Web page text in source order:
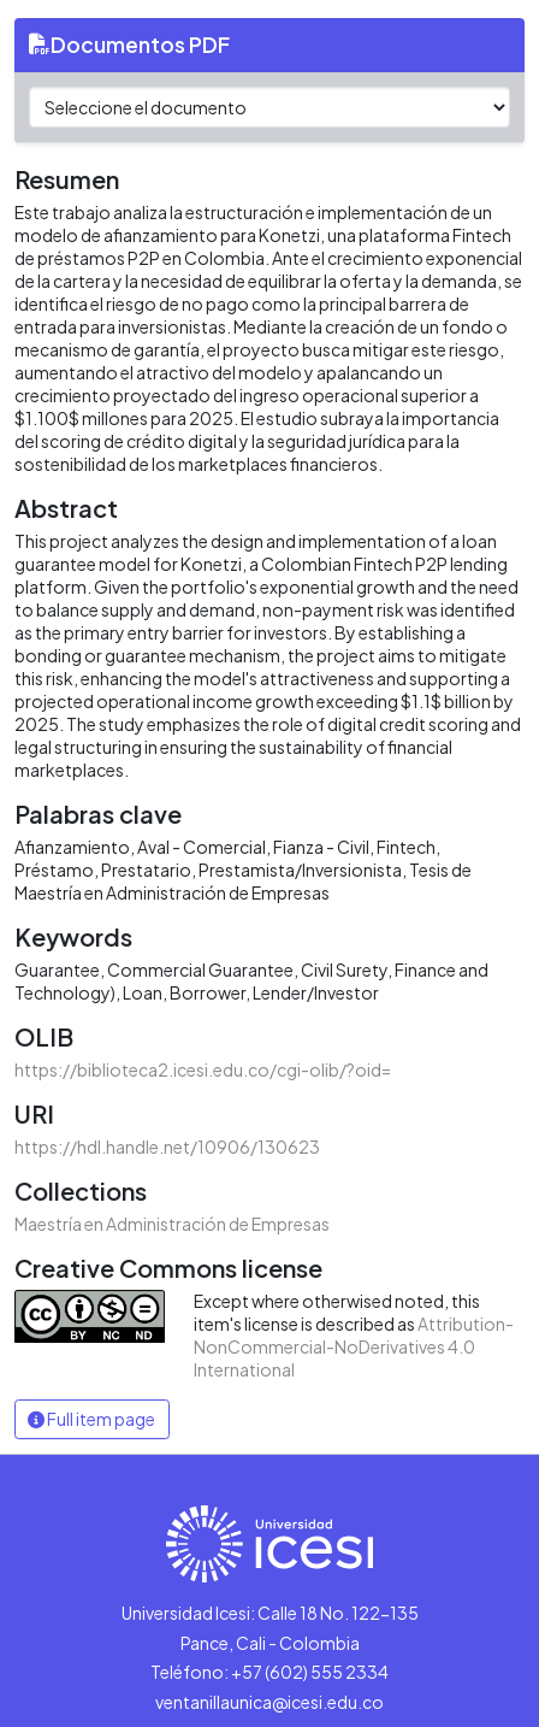
Documentos PDF
Resumen
Este trabajo analiza la estructuración e implementación de un
modelo de afianzamiento para Konetzi, una plataforma Fintech
de préstamos P2P en Colombia. Ante el crecimiento exponencial
de la cartera y la necesidad de equilibrar la oferta y la demanda, se
identifica el riesgo de no pago como la principal barrera de
entrada para inversionistas. Mediante la creación de un fondo o
mecanismo de garantía, el proyecto busca mitigar este riesgo,
aumentando el atractivo del modelo y apalancando un
crecimiento proyectado del ingreso operacional superior a
$1.100$ millones para 2025. El estudio subraya la importancia
del scoring de crédito digital y la seguridad jurídica para la
sostenibilidad de los marketplaces financieros.
Abstract
This project analyzes the design and implementation of a loan
guarantee model for Konetzi, a Colombian Fintech P2P lending
platform. Given the portfolio's exponential growth and the need
to balance supply and demand, non-payment risk was identified
as the primary entry barrier for investors. By establishing a
bonding or guarantee mechanism, the project aims to mitigate
this risk, enhancing the model's attractiveness and supporting a
projected operational income growth exceeding $1.1$ billion by
2025. The study emphasizes the role of digital credit scoring and
legal structuring in ensuring the sustainability of financial
marketplaces.
Palabras clave
Afianzamiento Aval - Comercial Fianza - Civil Fintech
Préstamo Prestatario Prestamista/Inversionista Tesis de
Maestría en Administración de Empresas
Keywords
Guarantee Commercial Guarantee Civil Surety Finance and
Technology) Loan Borrower Lender/Investor
OLIB
https://biblioteca2.icesi.edu.co/cgi-olib/?oid=
URI
https://hdl.handle.net/10906/130623
Collections
Maestría en Administración de Empresas
Creative Commons license
Except where otherwised noted, this
item's license is described asAttribution-
NonCommercial-NoDerivatives 4.0
International
Full item page
Universidad Icesi: Calle 18 No. 122-135
Pance, Cali - Colombia
Teléfono: +57 (602) 555 2334
ventanillaunica@icesi.edu.co